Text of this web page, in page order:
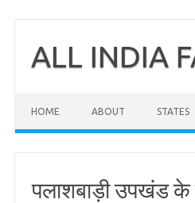
contentALL INDIA
HOME ABOUT STATES
पलाशबाड़ी उपखंड के